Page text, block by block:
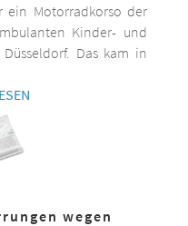
ein Motorradkorso der
Kinder- und
Das kam in
wegen